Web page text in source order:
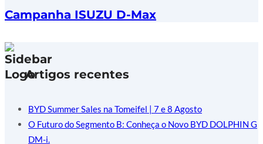
Campanha ISUZU D-Max
Artigos recentes
BYD Summer Sales na Tomeifel | 7 e 8 Agosto
O Futuro do Segmento B: Conheça o Novo BYD DOLPHIN G
DM-i.